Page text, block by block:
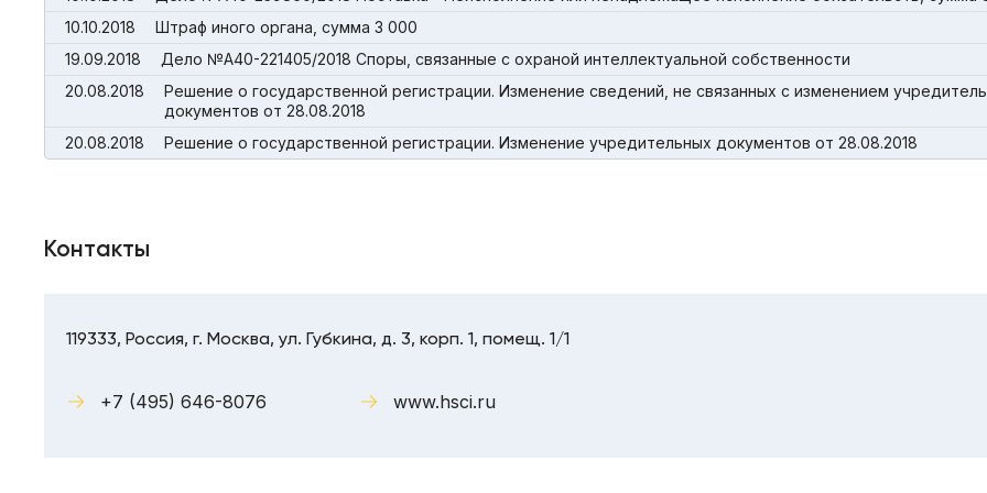
10.10.2018
Штраф иного органа, сумма 3 000
19.09.2018
Дело №А40-221405/2018 Споры, связанные с охраной интеллектуальной собственности
20.08.2018
Решение о государственной регистрации. Изменение сведений, не связанных с изменением
документов от 28.08.2018
20.08.2018
Решение о государственной регистрации. Изменение учредительных документов от 28.08.2018
Контакты
119333, Россия, г. Москва, ул. Губкина, д. 3, корп. 1, помещ. 1/1
+7 (495) 646-8076 www.hsci.ru